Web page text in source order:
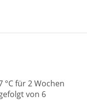
für 2 Wochen
von 6